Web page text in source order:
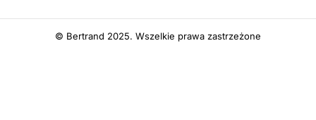
© Bertrand 2025. Wszelkie prawa zastrzeżone